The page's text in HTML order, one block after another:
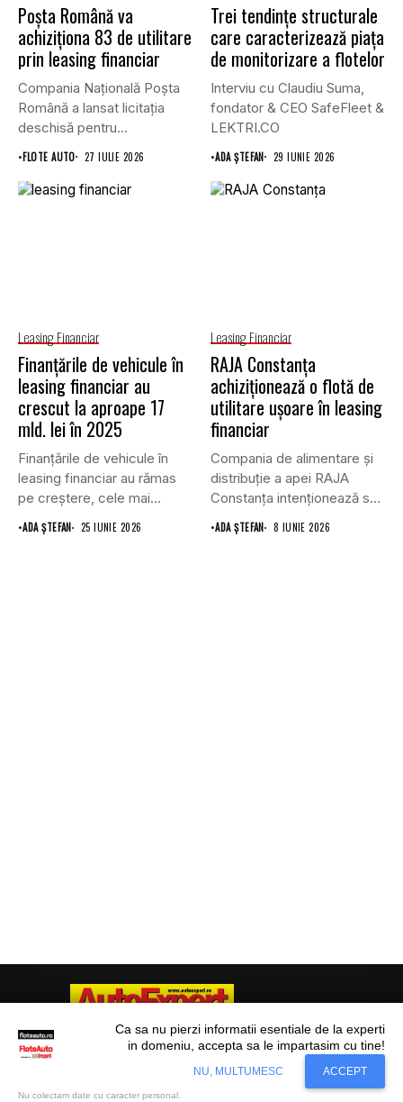
Poșta Română va
achiziționa 83 de utilitare
prin leasing financiar
Compania Națională Poșta
Română a lansat licitația
deschisă pentru
achiziționarea unui număr...
•FLOTE AUTO 27 IULIE 2026
Trei tendințe structurale
care caracterizează piața
de monitorizare a flotelor
Interviu cu Claudiu Suma,
fondator & CEO SafeFleet &
LEKTRI.CO
•ADA ȘTEFAN 29 IUNIE 2026
Leasing Financiar
Finanțările de vehicule în
leasing financiar au
crescut la aproape 17
mld. lei în 2025
Finanțările de vehicule în
leasing financiar au rămas
pe creștere, cele mai...
•ADA ȘTEFAN 25 IUNIE 2026
Leasing Financiar
RAJA Constanța
achiziționează o flotă de
utilitare ușoare în leasing
financiar
Compania de alimentare și
distribuție a apei RAJA
Constanța intenționează să
achiziționeze...
•ADA ȘTEFAN 8 IUNIE 2026
© Flote Auto. Toate drepturile rezervate.
JuridicFinanciarAnalize De Piață Transporturi
Situl nostru utilizeaza cookies. Ce inseamna
Accept
Ca sa nu pierzi informatii esentiale de la experti
in domeniu, accepta sa le impartasim cu tine!
NU, MULTUMESC ACCEPT
Nu colectam date cu caracter personal.